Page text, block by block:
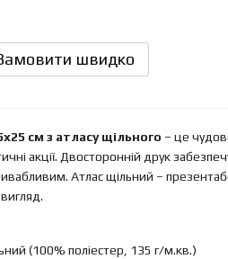
швидко
см з атласу щільного – це
акції. Двосторонній друк
Атлас щільний –
(100% поліестер, 135 г/м.кв.)